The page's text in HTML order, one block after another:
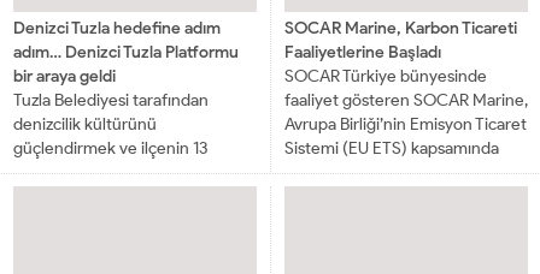
Denizci Tuzla hedefine adım
adım… Denizci Tuzla Platformu
bir araya geldi
Tuzla Belediyesi tarafından
denizcilik kültürünü
güçlendirmek ve ilçenin 13
kilometrelik kıyı şeridini daha
SOCAR Marine, Karbon Ticareti
Faaliyetlerine Başladı
SOCAR Türkiye bünyesinde
faaliyet gösteren SOCAR Marine,
Avrupa Birliği’nin Emisyon Ticaret
Sistemi (EU ETS) kapsamında
“carbon allowance” (karbon izni)